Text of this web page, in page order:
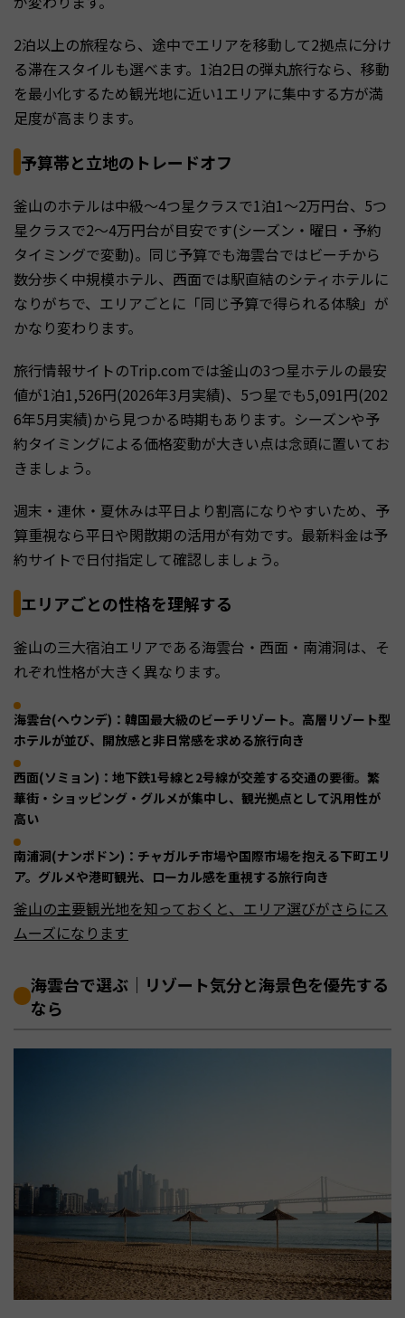
2泊以上の旅程なら、途中でエリアを移動して2拠点に分け
る滞在スタイルも選べます。1泊2日の弾丸旅行なら、移動
を最小化するため観光地に近い1エリアに集中する方が満
足度が高まります。
予算帯と立地のトレードオフ
釜山のホテルは中級〜4つ星クラスで1泊1〜2万円台、5つ
星クラスで2〜4万円台が目安です(シーズン・曜日・予約
タイミングで変動)。同じ予算でも海雲台ではビーチから
数分歩く中規模ホテル、西面では駅直結のシティホテルに
なりがちで、エリアごとに「同じ予算で得られる体験」が
かなり変わります。
旅行情報サイトのTrip.comでは釜山の3つ星ホテルの最安
値が1泊1,526円(2026年3月実績)、5つ星でも5,091円(202
6年5月実績)から見つかる時期もあります。シーズンや予
約タイミングによる価格変動が大きい点は念頭に置いてお
きましょう。
週末・連休・夏休みは平日より割高になりやすいため、予
算重視なら平日や閑散期の活用が有効です。最新料金は予
約サイトで日付指定して確認しましょう。
エリアごとの性格を理解する
釜山の三大宿泊エリアである海雲台・西面・南浦洞は、そ
れぞれ性格が大きく異なります。
海雲台(ヘウンデ)：韓国最大級のビーチリゾート。高層リゾート型
ホテルが並び、開放感と非日常感を求める旅行向き
西面(ソミョン)：地下鉄1号線と2号線が交差する交通の要衝。繁
華街・ショッピング・グルメが集中し、観光拠点として汎用性が
高い
南浦洞(ナンポドン)：チャガルチ市場や国際市場を抱える下町エリ
ア。グルメや港町観光、ローカル感を重視する旅行向き
釜山の主要観光地を知っておくと、エリア選びがさらにス
ムーズになります
海雲台で選ぶ｜リゾート気分と海景色を優先する
なら